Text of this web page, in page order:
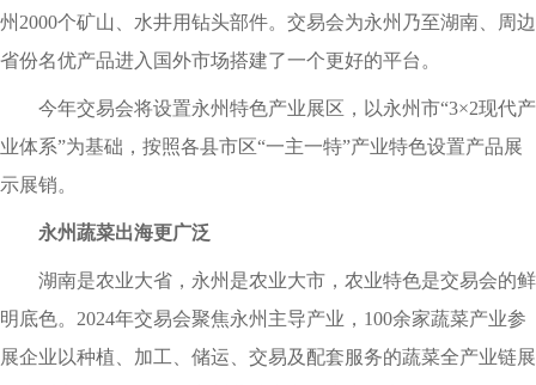
州2000个矿山、水井用钻头部件。交易会为永州乃至湖南、周边
省份名优产品进入国外市场搭建了一个更好的平台。
今年交易会将设置永州特色产业展区，以永州市“3×2现代产
业体系”为基础，按照各县市区“一主一特”产业特色设置产品展
示展销。
永州蔬菜出海更广泛
湖南是农业大省，永州是农业大市，农业特色是交易会的鲜
明底色。2024年交易会聚焦永州主导产业，100余家蔬菜产业参
展企业以种植、加工、储运、交易及配套服务的蔬菜全产业链展